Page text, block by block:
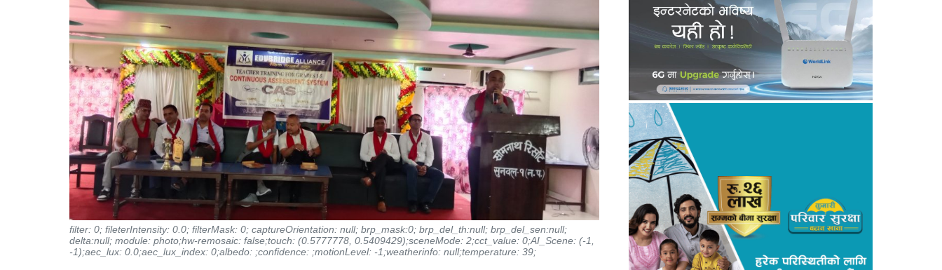
filter: 0; fileterIntensity: 0.0; filterMask: 0; captureOrientation: null; brp_mask:0; brp_del_th:null; brp_del_sen:null;
delta:null; module: photo;hw-remosaic: false;touch: (0.5777778, 0.5409429);sceneMode: 2;cct_value: 0;AI_Scene: (-1,
-1);aec_lux: 0.0;aec_lux_index: 0;albedo: ;confidence: ;motionLevel: -1;weatherinfo: null;temperature: 39;